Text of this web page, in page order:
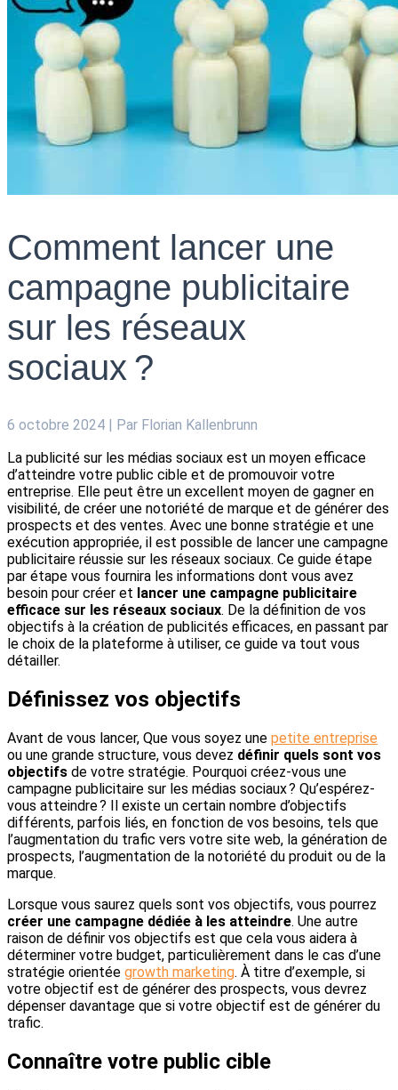
Comment lancer une
campagne publicitaire
sur les réseaux
sociaux ?
6 octobre 2024 | Par Florian Kallenbrunn
La publicité sur les médias sociaux est un moyen efficace
d’atteindre votre public cible et de promouvoir votre
entreprise. Elle peut être un excellent moyen de gagner en
visibilité, de créer une notoriété de marque et de générer des
prospects et des ventes. Avec une bonne stratégie et une
exécution appropriée, il est possible de lancer une campagne
publicitaire réussie sur les réseaux sociaux. Ce guide étape
par étape vous fournira les informations dont vous avez
besoin pour créer et lancer une campagne publicitaire
efficace sur les réseaux sociaux. De la définition de vos
objectifs à la création de publicités efficaces, en passant par
le choix de la plateforme à utiliser, ce guide va tout vous
détailler.
Définissez vos objectifs
Avant de vous lancer, Que vous soyez une petite entreprise
ou une grande structure, vous devez définir quels sont vos
objectifs de votre stratégie. Pourquoi créez-vous une
campagne publicitaire sur les médias sociaux ? Qu’espérez-
vous atteindre ? Il existe un certain nombre d’objectifs
différents, parfois liés, en fonction de vos besoins, tels que
l’augmentation du trafic vers votre site web, la génération de
prospects, l’augmentation de la notoriété du produit ou de la
marque.
Lorsque vous saurez quels sont vos objectifs, vous pourrez
créer une campagne dédiée à les atteindre. Une autre
raison de définir vos objectifs est que cela vous aidera à
déterminer votre budget, particulièrement dans le cas d’une
stratégie orientée growth marketing. À titre d’exemple, si
votre objectif est de générer des prospects, vous devrez
dépenser davantage que si votre objectif est de générer du
trafic.
Connaître votre public cible